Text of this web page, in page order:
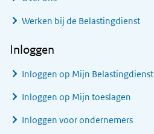
Werken bij de Belastingdienst
Inloggen
Inloggen op Mijn Belastingdienst
Inloggen op Mijn toeslagen
Inloggen voor ondernemers